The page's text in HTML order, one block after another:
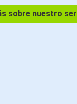
sobre nuestro